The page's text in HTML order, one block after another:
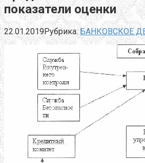
показатели оценки
22.01.2019Рубрика: БАНКОВСКОЕ